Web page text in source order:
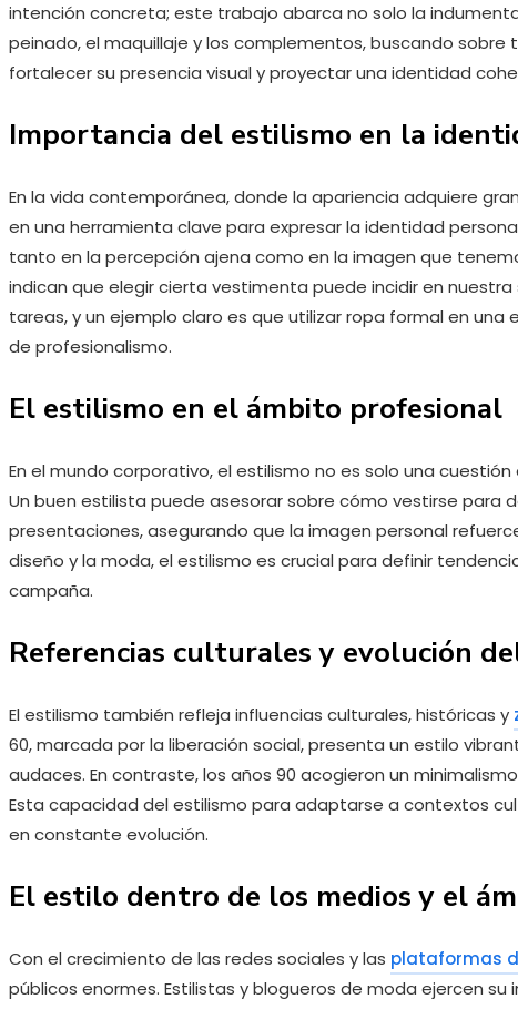
intención concreta; este trabajo abarca no solo la
peinado, el maquillaje y los complementos, buscando
fortalecer su presencia visual y proyectar una identidad
Importancia del estilismo en la
En la vida contemporánea, donde la apariencia adquiere
en una herramienta clave para expresar la identidad
tanto en la percepción ajena como en la imagen que
indican que elegir cierta vestimenta puede incidir en
tareas, y un ejemplo claro es que utilizar ropa formal en
de profesionalismo.
El estilismo en el ámbito profesional
En el mundo corporativo, el estilismo no es solo una
Un buen estilista puede asesorar sobre cómo vestirse para
presentaciones, asegurando que la imagen personal
diseño y la moda, el estilismo es crucial para definir
campaña.
Referencias culturales y evolución
El estilismo también refleja influencias culturales, históricas y
60, marcada por la liberación social, presenta un estilo
audaces. En contraste, los años 90 acogieron un
Esta capacidad del estilismo para adaptarse a contextos
en constante evolución.
El estilo dentro de los medios y el
Con el crecimiento de las redes sociales y las plataformas
públicos enormes. Estilistas y blogueros de moda ejercen su